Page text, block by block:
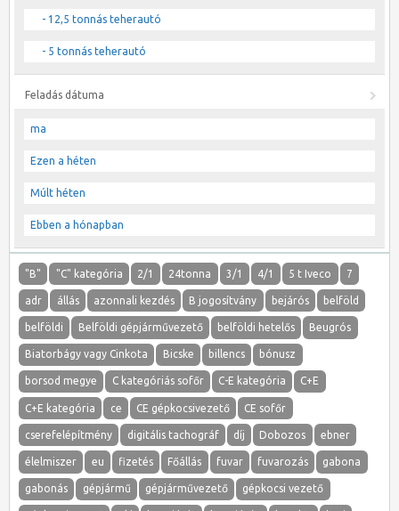
- 12,5 tonnás teherautó
- 5 tonnás teherautó
Feladás dátuma
ma
Ezen a héten
Múlt héten
Ebben a hónapban
"B" "C" kategória 2/1 24tonna 3/1 4/1 5 t Iveco 7
adr állás azonnali kezdés B jogosítvány bejárós belföld
belföldi Belföldi gépjárművezető belföldi hetelős Beugrós
Biatorbágy vagy Cinkota Bicske billencs bónusz
borsod megye C kategóriás sofőr C-E kategória C+E
C+E kategória ce CE gépkocsivezető CE sofőr
cserefelépítmény digitális tachográf díj Dobozos ebner
élelmiszer eu fizetés Főállás fuvar fuvarozás gabona
gabonás gépjármű gépjárművezető gépkocsi vezető